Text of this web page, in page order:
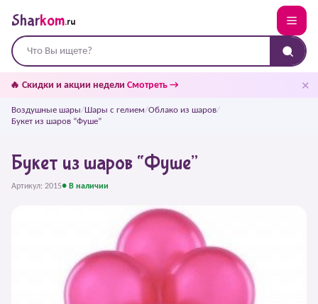
Sharkom.ru
🔥 Скидки и акции недели Смотреть → ✕
Воздушные шары/Шары с гелием/Облако из шаров/
Букет из шаров “Фуше”
Букет из шаров “Фуше”
Артикул: 2015● В наличии